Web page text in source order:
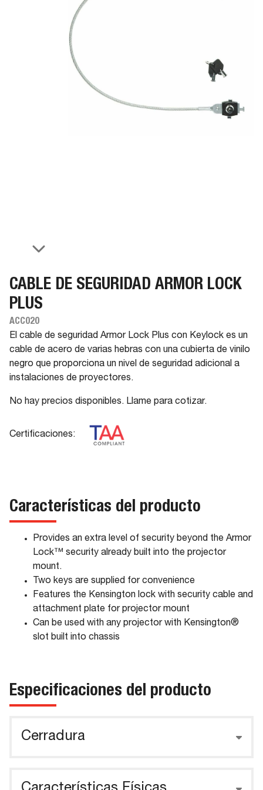
CABLE DE SEGURIDAD ARMOR LOCK
PLUS
ACC020
El cable de seguridad Armor Lock Plus con Keylock es un
cable de acero de varias hebras con una cubierta de vinilo
negro que proporciona un nivel de seguridad adicional a
instalaciones de proyectores.
No hay precios disponibles. Llame para cotizar.
Certificaciones:
Características del producto
Provides an extra level of security beyond the Armor
Lock™ security already built into the projector
mount.
Two keys are supplied for convenience
Features the Kensington lock with security cable and
attachment plate for projector mount
Can be used with any projector with Kensington®
slot built into chassis
Especificaciones del producto
Cerradura